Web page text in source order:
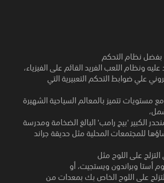
بفضل نظام التحكم
ونظام اللعب الفريد القائم على الفيزياء،
علي ضوابط التحكم التعبيرية التي
مستويات تتميز بالمعالم السياحية الشهيرة
الكبير 'بيج رامب' البالغ الضخامة ومدرسة
للمجتمعات المحلية مثل حديقة جراند
على اللوح مثل
أستا وبراندون ويستجيت، أو
على اللوح الخاص بك بمعدات من